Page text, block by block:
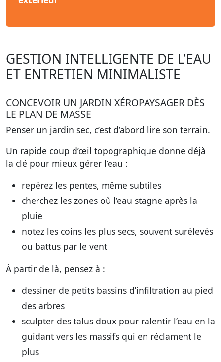
GESTION INTELLIGENTE DE L’EAU
ET ENTRETIEN MINIMALISTE
CONCEVOIR UN JARDIN XÉROPAYSAGER DÈS
LE PLAN DE MASSE
Penser un jardin sec, c’est d’abord lire son terrain.
Un rapide coup d’œil topographique donne déjà
la clé pour mieux gérer l’eau :
repérez les pentes, même subtiles
cherchez les zones où l’eau stagne après la
pluie
notez les coins les plus secs, souvent surélevés
ou battus par le vent
À partir de là, pensez à :
dessiner de petits bassins d’infiltration au pied
des arbres
sculpter des talus doux pour ralentir l’eau en la
guidant vers les massifs qui en réclament le
plus